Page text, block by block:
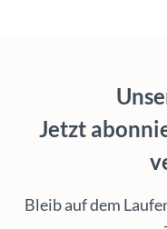
Jetzt
Bleib auf dem